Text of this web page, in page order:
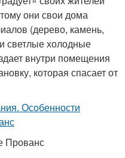
они свои дома
(дерево, камень,
светлые холодные
внутри помещения
которая спасает от
Прованс